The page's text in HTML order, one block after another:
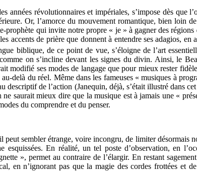
années révolutionnaires et impériales, s’impose dès que
Or, l’amorce du mouvement romantique, bien loin
prophète qui invite notre propre « je » à gagner des
accents de prière que donnent à entendre ses adagios,
biblique, de ce point de vue, s’éloigne de l’art
on s’incline devant les signes du divin. Ainsi, le
modifié ses modes de langage que pour mieux rester
delà du réel. Même dans les fameuses « musiques à
de l’action (Janequin, déjà, s’était illustré dans
saurait mieux dire que la musique est à jamais une «
du comprendre et du penser.
peut sembler étrange, voire incongru, de limiter
En réalité, un tel poste d’observation, en
», permet au contraire de l’élargir. En restant
en n’ignorant pas que la magie des cordes frottées et